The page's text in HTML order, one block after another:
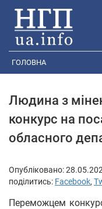
ГОЛОВНА
Людина з
конкурс на
обласного
Опубліковано:
поділитись: Facebook,
Переможцем